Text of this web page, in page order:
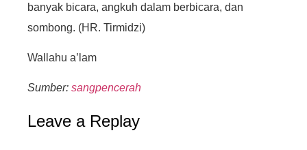
banyak bicara, angkuh dalam berbicara, dan
sombong. (HR. Tirmidzi)
Wallahu a’lam
Sumber: sangpencerah
Leave a Replay